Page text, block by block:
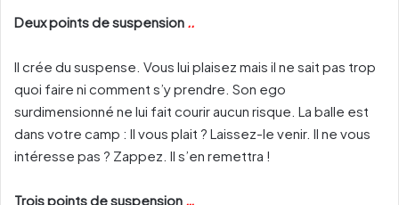
Deux points de suspension ..
Il crée du suspense. Vous lui plaisez mais il ne sait pas trop
quoi faire ni comment s’y prendre. Son ego
surdimensionné ne lui fait courir aucun risque. La balle est
dans votre camp : Il vous plait ? Laissez-le venir. Il ne vous
intéresse pas ? Zappez. Il s’en remettra !
Trois points de suspension …